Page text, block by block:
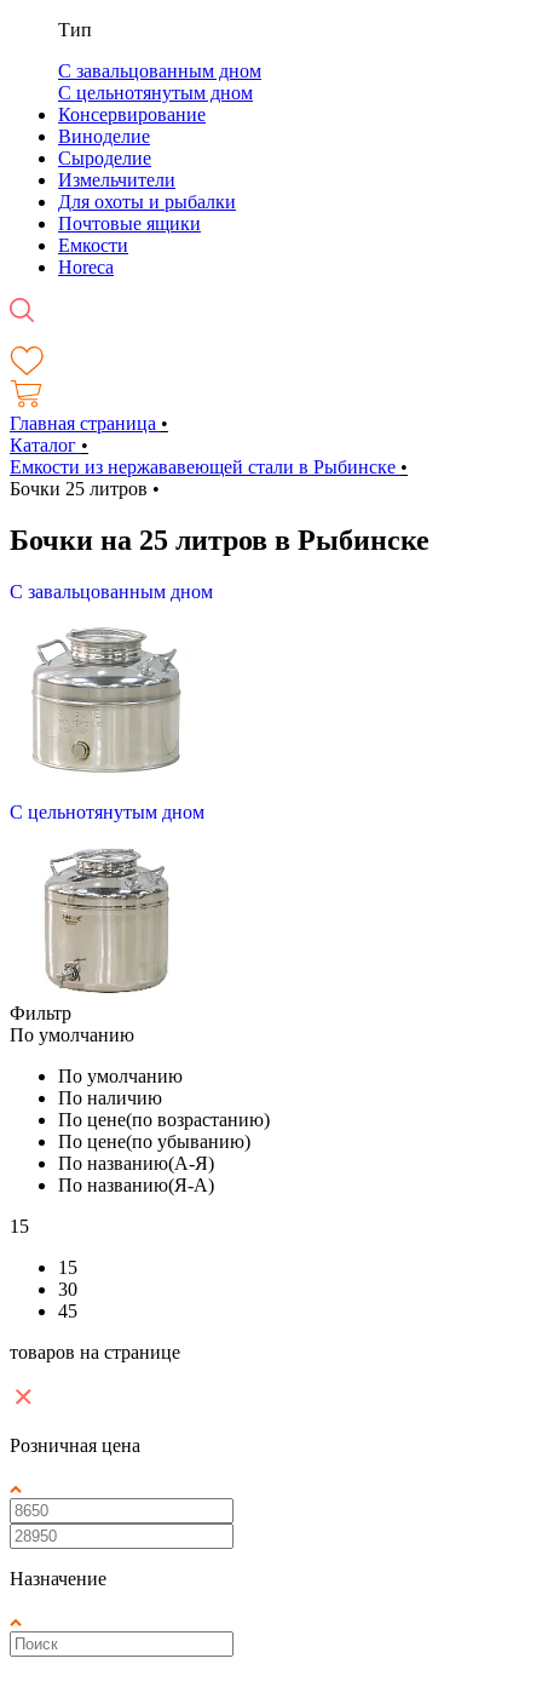
Тип
С завальцованным дном
С цельнотянутым дном
Консервирование
Виноделие
Сыроделие
Измельчители
Для охоты и рыбалки
Почтовые ящики
Емкости
Horeca
Главная страница •
Каталог •
Емкости из нержававеющей стали в Рыбинске •
Бочки 25 литров •
Бочки на 25 литров в Рыбинске
С завальцованным дном
С цельнотянутым дном
Фильтр
По умолчанию
По умолчанию
По наличию
По цене(по возрастанию)
По цене(по убыванию)
По названию(А-Я)
По названию(Я-А)
15
15
30
45
товаров на странице
Розничная цена
Назначение